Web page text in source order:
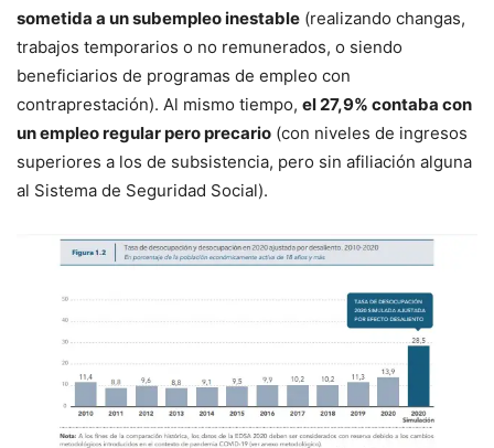
sometida a un subempleo inestable (realizando changas,
trabajos temporarios o no remunerados, o siendo
beneficiarios de programas de empleo con
contraprestación). Al mismo tiempo, el 27,9% contaba con
un empleo regular pero precario (con niveles de ingresos
superiores a los de subsistencia, pero sin afiliación alguna
al Sistema de Seguridad Social).